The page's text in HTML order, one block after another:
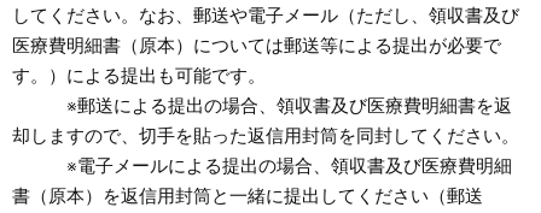
してください。なお、郵送や電子メール（ただし、領収書及び
医療費明細書（原本）については郵送等による提出が必要で
す。）による提出も可能です。
※郵送による提出の場合、領収書及び医療費明細書を返
却しますので、切手を貼った返信用封筒を同封してください。
※電子メールによる提出の場合、領収書及び医療費明細
書（原本）を返信用封筒と一緒に提出してください（郵送